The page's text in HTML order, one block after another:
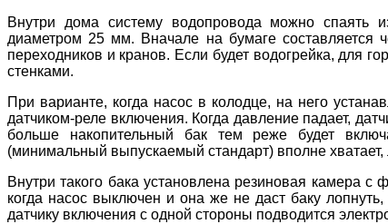
Внутри дома систему водопровода можно спаять
диаметром 25 мм. Вначале на бумаге составляется
переходников и кранов. Если будет водогрейка, для
стенками.
При варианте, когда насос в колодце, на него
датчиком-реле включения. Когда давление падает,
больше накопительный бак тем реже будет
(минимальный выпускаемый стандарт) вполне
Внутри такого бака установлена резиновая камера
когда насос выключен и она же не даст баку
датчику включения с одной стороны подводится